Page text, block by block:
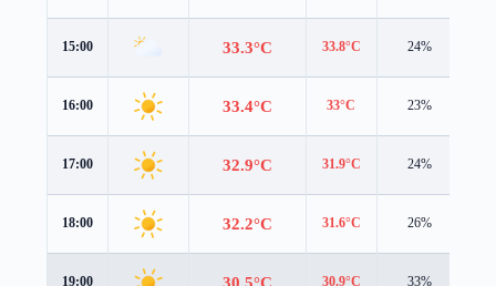
15:00 33.3°C 33.8°C 24%
16:00 33.4°C 33°C 23%
17:00 32.9°C 31.9°C 24%
18:00 32.2°C 31.6°C 26%
19:00 30.9°C 33%